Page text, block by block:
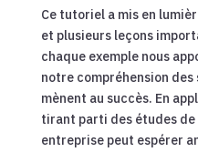
Ce tutoriel a mis en
et plusieurs leçons
chaque exemple nous
notre compréhension
mènent au succès. En
tirant parti des études de
entreprise peut espérer